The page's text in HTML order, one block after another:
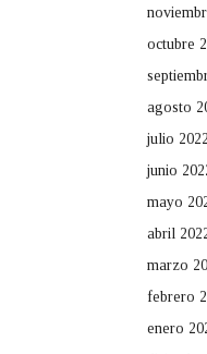
octubre
agosto
julio 2022
junio
mayo
abril
marzo
febrero
enero